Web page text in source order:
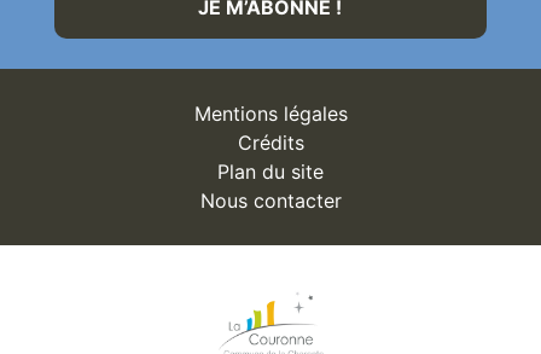
Mentions légales
Crédits
Plan du site
Nous contacter